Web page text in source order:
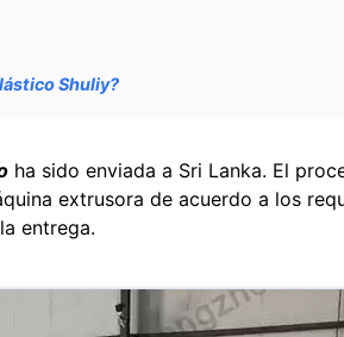
Shuliy?
ha sido enviada a Sri Lanka. El
extrusora de acuerdo a los
entrega.